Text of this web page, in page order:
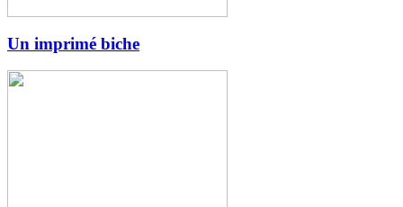
Un imprimé biche